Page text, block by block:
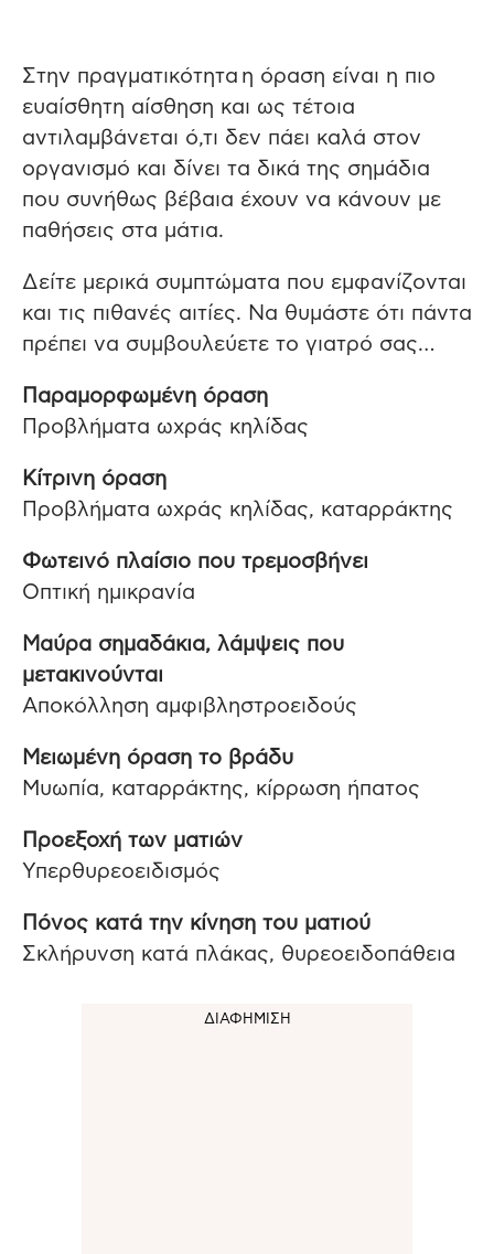
Στην πραγματικότητα η όραση είναι η πιο
ευαίσθητη αίσθηση και ως τέτοια
αντιλαμβάνεται ό,τι δεν πάει καλά στον
οργανισμό και δίνει τα δικά της σημάδια
που συνήθως βέβαια έχουν να κάνουν με
παθήσεις στα μάτια.
Δείτε μερικά συμπτώματα που εμφανίζονται
και τις πιθανές αιτίες. Να θυμάστε ότι πάντα
πρέπει να συμβουλεύετε το γιατρό σας…
Παραμορφωμένη όραση
Προβλήματα ωχράς κηλίδας
Κίτρινη όραση
Προβλήματα ωχράς κηλίδας, καταρράκτης
Φωτεινό πλαίσιο που τρεμοσβήνει
Οπτική ημικρανία
Μαύρα σημαδάκια, λάμψεις που
μετακινούνται
Αποκόλληση αμφιβληστροειδούς
Μειωμένη όραση το βράδυ
Μυωπία, καταρράκτης, κίρρωση ήπατος
Προεξοχή των ματιών
Υπερθυρεοειδισμός
Πόνος κατά την κίνηση του ματιού
Σκλήρυνση κατά πλάκας, θυρεοειδοπάθεια